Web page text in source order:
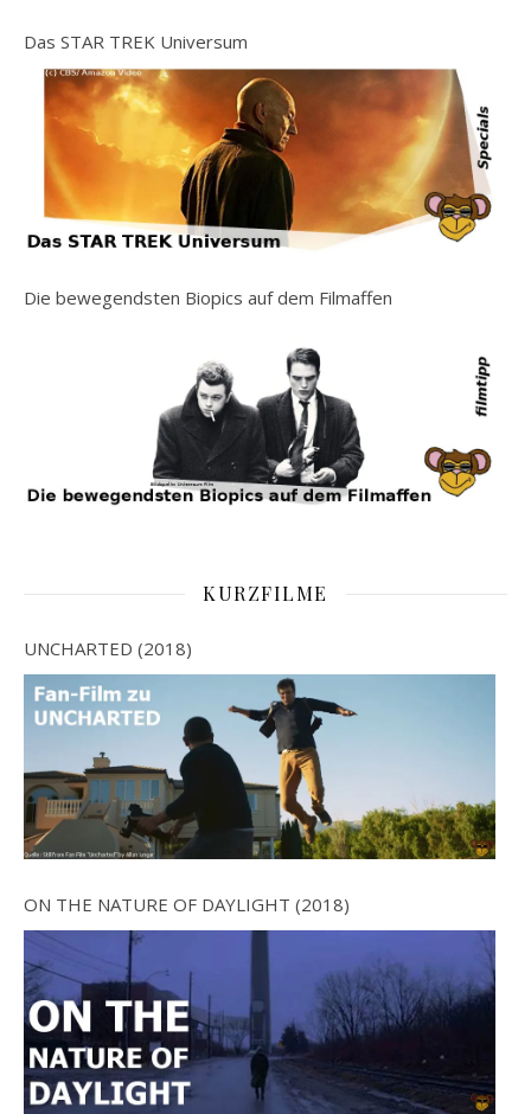
Das STAR TREK Universum
Die bewegendsten Biopics auf dem Filmaffen
KURZFILME
UNCHARTED (2018)
ON THE NATURE OF DAYLIGHT (2018)